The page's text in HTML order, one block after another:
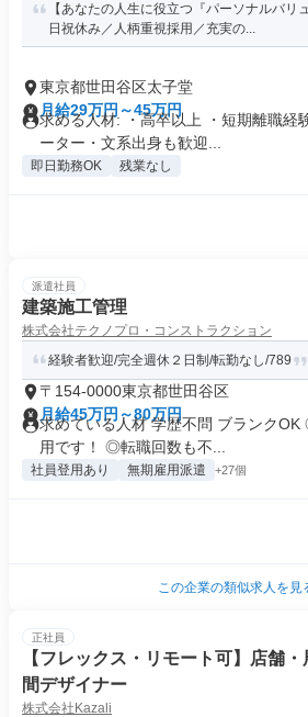
【あなたの人生に役立つ『パーソナルバリ
日祝休み／人柄重視採用／充実の...
東京都世田谷区太子堂
月給29万円～45万円
求める人材: ・高卒以上 ・短期離職経
ーター・文系出身も歓迎...
即日勤務OK 残業なし
派遣社員
建築施工管理
株式会社テクノプロ・コンストラクション
経験者歓迎/完全週休２日制/転勤なし/789
〒154-0000東京都世田谷区
月給45万円～80万円
求めている人材 学歴不問 ブランク
用です！ ◎転職回数も不...
社員登用あり 無期雇用派遣 +27個
この企業の類似求人を見
正社員
【フレックス・リモート可】店舗
間デザイナー
株式会社Kazali